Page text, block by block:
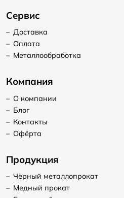
Сервис
– Доставка
– Оплата
– Металлообработка
Компания
– О компании
– Блог
– Контакты
– Офёрта
Продукция
– Чёрный металлопрокат
– Медный прокат